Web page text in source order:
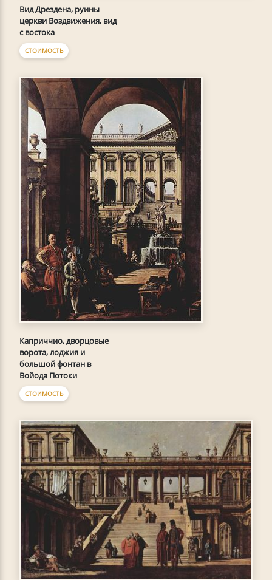
Вид Дрездена, руины
церкви Воздвижения, вид
с востока
СТОИМОСТЬ
Каприччио, дворцовые
ворота, лоджия и
большой фонтан в
Войода Потоки
СТОИМОСТЬ